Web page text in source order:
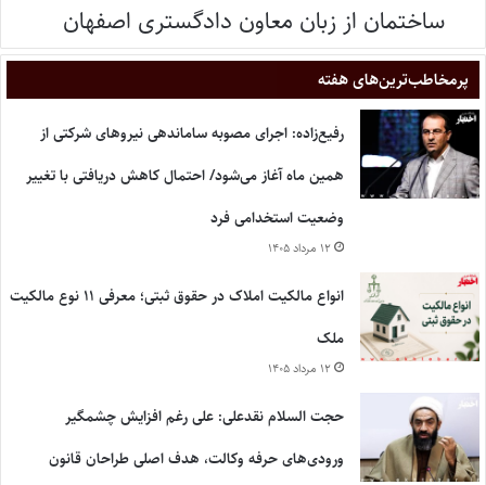
ساختمان از زبان معاون دادگستری اصفهان
پر‌مخاطب‌ترین‌های هفته
رفیع‌زاده: اجرای مصوبه ساماندهی نیروهای شرکتی از
همین ماه آغاز می‌شود/ احتمال کاهش دریافتی با تغییر
وضعیت استخدامی فرد
۱۲ مرداد ۱۴۰۵
انواع مالکیت املاک در حقوق ثبتی؛ معرفی ۱۱ نوع مالکیت
ملک
۱۲ مرداد ۱۴۰۵
حجت السلام نقدعلی: علی رغم افزایش چشمگیر
ورودی‌های حرفه وکالت، هدف اصلی طراحان قانون